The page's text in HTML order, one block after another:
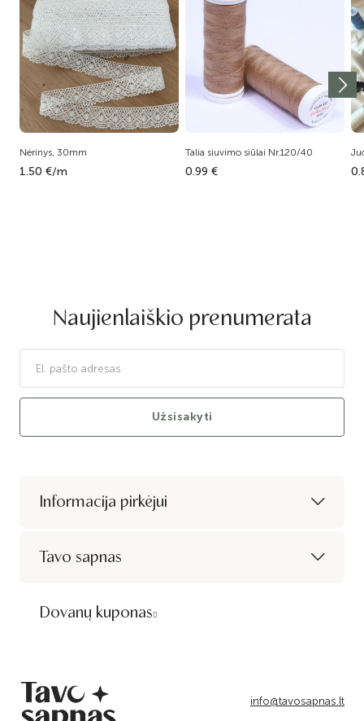
Nėrinys, 30mm
1.50 €/m
Talia siuvimo siūlai Nr.120/40
0.99 €
Naujienlaiškio prenumerata
Užsisakyti
Informacija pirkėjui
Tavo sapnas
Dovanų kuponas
info@tavosapnas.lt